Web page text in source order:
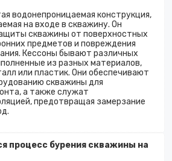
водонепроницаемая конструкция,
на входе в скважину. Он
скважины от поверхностных
предметов и повреждения
Кессоны бывают различных
из разных материалов,
или пластик. Они обеспечивают
скважины для
а также служат
предотвращая замерзание
процесс бурения скважины на